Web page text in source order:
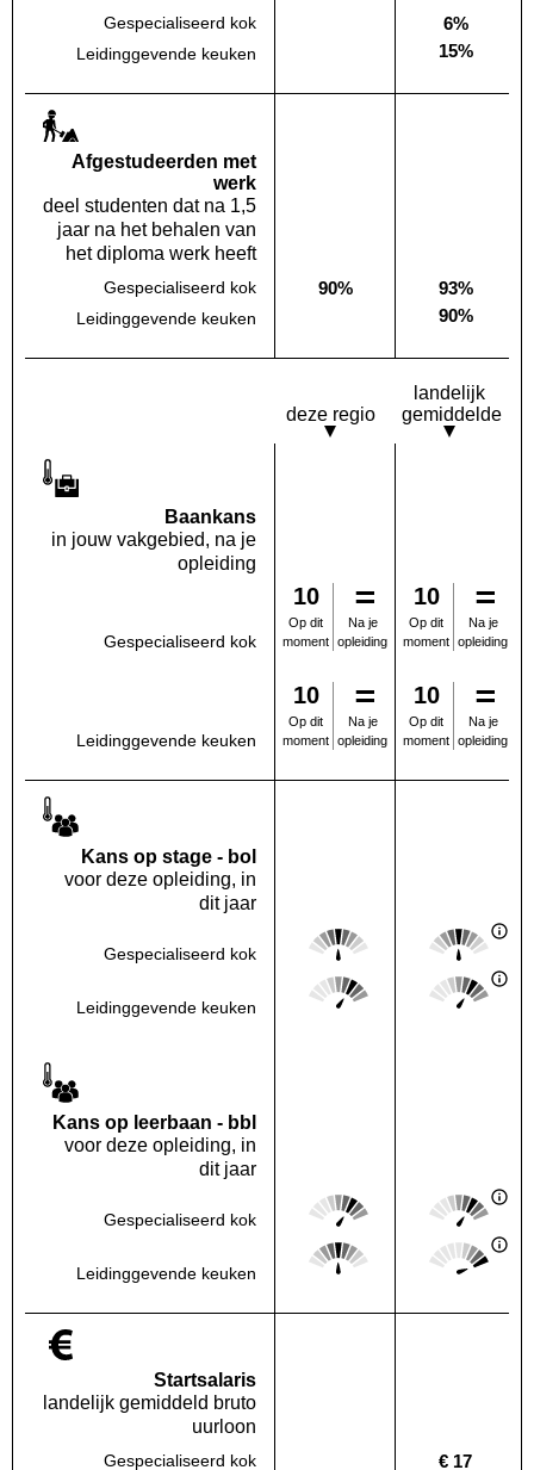
Gespecialiseerd kok Deze opleiding:
Geen waarde bekendLandelijk
6%
Leidinggevende keuken Deze opleiding:
Geen waarde bekendLandelijk
15%
Af­gestudeerden met
werk
deel studenten dat na 1,5
jaar na het behalen van
het diploma werk heeft
Gespecialiseerd kok Deze opleiding:
90% Landelijk
93%
Leidinggevende keuken Deze opleiding:
Geen waarde bekendLandelijk
90%
deze regio
landelijk
gemiddelde
Baankans
in jouw vakgebied, na je
opleiding
Gespecialiseerd kok
10
Op dit
moment
Na je
opleiding
10
Op dit
moment
Na je
opleiding
Leidinggevende keuken
10
Op dit
moment
Na je
opleiding
10
Op dit
moment
Na je
opleiding
Kans op stage - bol
voor deze opleiding, in
dit jaar
Gespecialiseerd kok Deze regio:
Score: 3 van 5
Landelijk
Score: 3 van
Leidinggevende keuken Deze regio:
Score: 4 van 5
Landelijk
Score: 4 van
Kans op leerbaan - bbl
voor deze opleiding, in
dit jaar
Gespecialiseerd kok Deze regio:
Score: 4 van 5
Landelijk
Score: 4 van
Leidinggevende keuken Deze regio:
Score: 3 van 5
Landelijk
Score: 5 van
Startsalaris
landelijk gemiddeld bruto
uurloon
Gespecialiseerd kok € 17